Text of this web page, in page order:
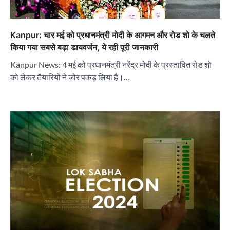
Kanpur: चार मई को प्रधानमंत्री मोदी के आगमन और रोड शो के चलते
किया गया सबसे बड़ा डायवर्जन, ये रही पूरी जानकारी
Kanpur News: 4 मई को प्रधानमंत्री नरेंद्र मोदी के प्रस्तावित रोड शो
को लेकर तैयारियों ने जोर पकड़ लिया है।…